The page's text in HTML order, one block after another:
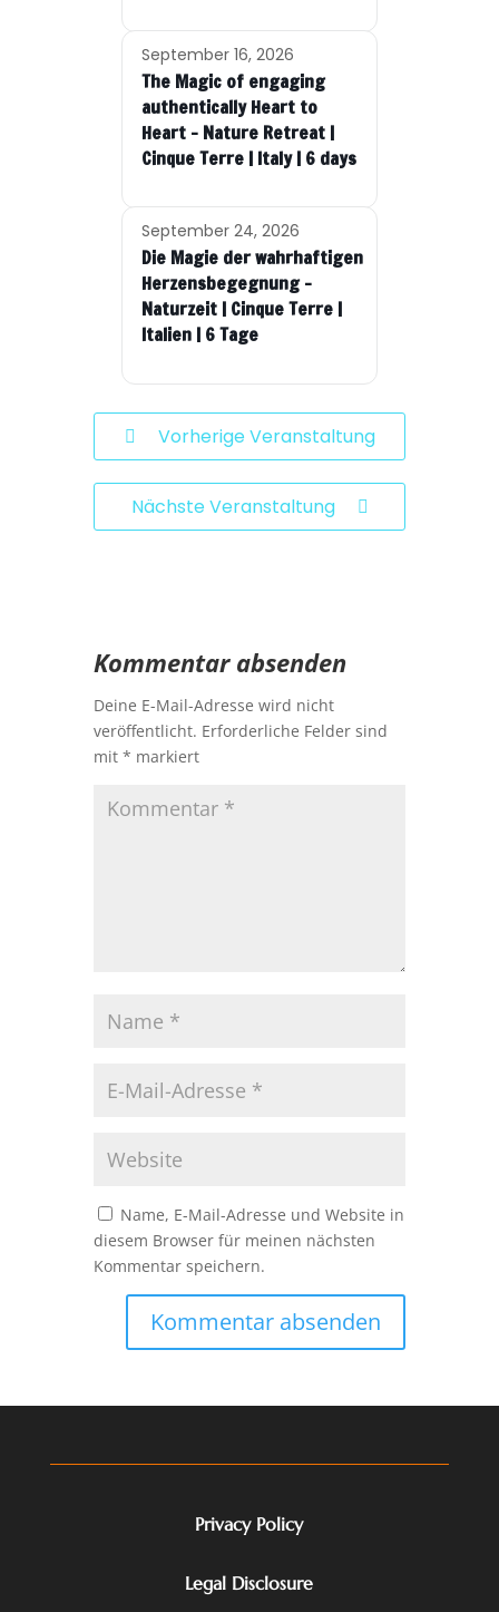
September 16, 2026
The Magic of engaging
authentically Heart to
Heart – Nature Retreat |
Cinque Terre | Italy | 6 days
September 24, 2026
Die Magie der wahrhaftigen
Herzensbegegnung –
Naturzeit | Cinque Terre |
Italien | 6 Tage
Vorherige Veranstaltung
Nächste Veranstaltung
Kommentar absenden
Deine E-Mail-Adresse wird nicht
veröffentlicht. Erforderliche Felder sind
mit * markiert
Name, E-Mail-Adresse und Website in
diesem Browser für meinen nächsten
Kommentar speichern.
Privacy Policy
Legal Disclosure